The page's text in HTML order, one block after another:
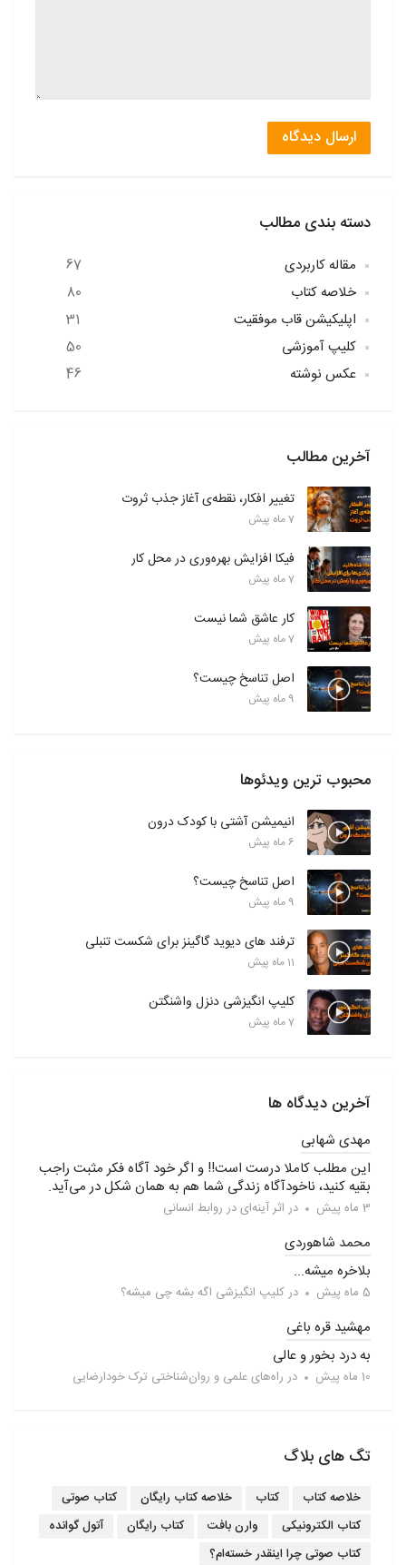
دسته بندی مطالب
مقاله کاربردی
67
خلاصه کتاب
80
اپلیکیشن قاب موفقیت
31
کلیپ آموزشی
50
عکس نوشته
46
آخرین مطالب
تغییر افکار، نقطه‌ی آغاز جذب ثروت
7 ماه پیش
فیکا افزایش بهره‌وری در محل کار
7 ماه پیش
کار عاشق شما نیست
7 ماه پیش
اصل تناسخ چیست؟
9 ماه پیش
محبوب ترین ویدئوها
انیمیشن آشتی با کودک درون
6 ماه پیش
اصل تناسخ چیست؟
9 ماه پیش
ترفند های دیوید گاگینز برای شکست تنبلی
11 ماه پیش
کلیپ انگیزشی دنزل واشنگتن
7 ماه پیش
آخرین دیدگاه ها
مهدی شهابی
این مطلب کاملا درست است!! و اگر خود آگاه فکر مثبت راجب
بقیه کنید، ناخودآگاه زندگی شما هم به همان شکل در می‌آید.
3 ماه پیش در اثر آینه‌ای در روابط انسانی
محمد شاهوردی
بلاخره میشه...
5 ماه پیش درکلیپ انگیزشی اگه بشه چی میشه؟
مهشید قره باغی
به درد بخور و عالی
10 ماه پیش در راه‌های علمی و روان‌شناختی ترک خودارضایی
تگ های بلاگ
خلاصه کتاب کتاب خلاصه کتاب رایگان
کتاب صوتی
کتاب الکترونیکی
وارن بافت کتاب رایگان
آتول گوانده
کتاب صوتی چرا اینقدر خسته‌ام؟
ارسال دیدگاه